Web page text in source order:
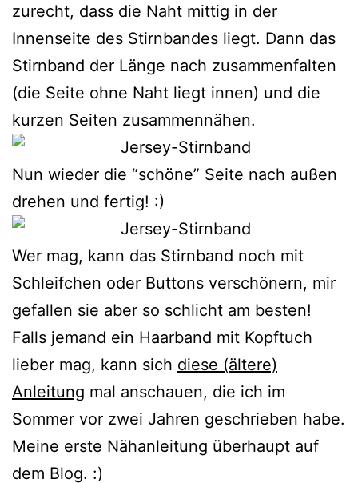
zurecht, dass die Naht mittig in der
Innenseite des Stirnbandes liegt. Dann das
Stirnband der Länge nach zusammenfalten
(die Seite ohne Naht liegt innen) und die
kurzen Seiten zusammennähen.
Nun wieder die “schöne” Seite nach außen
drehen und fertig! :)
Wer mag, kann das Stirnband noch mit
Schleifchen oder Buttons verschönern, mir
gefallen sie aber so schlicht am besten!
Falls jemand ein Haarband mit Kopftuch
lieber mag, kann sich diese (ältere)
Anleitung mal anschauen, die ich im
Sommer vor zwei Jahren geschrieben habe.
Meine erste Nähanleitung überhaupt auf
dem Blog. :)